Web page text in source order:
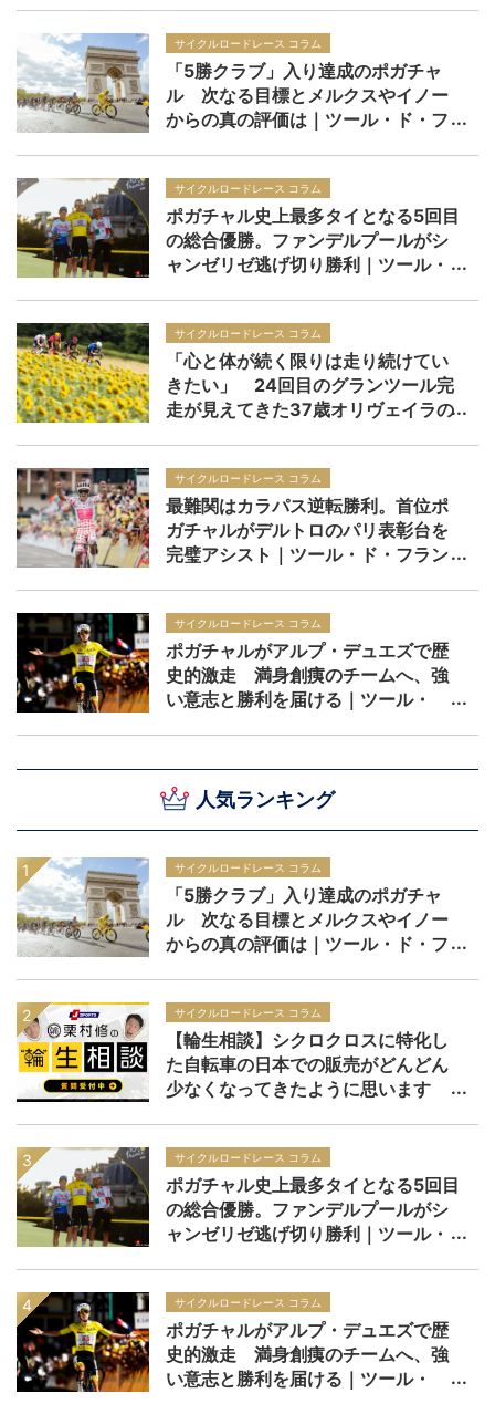
人気ランキング
サイクルロードレース コラム
「5勝クラブ」入り達成のポガチャ
ル 次なる目標とメルクスやイノー
からの真の評価は｜ツール・ド・フ
サイクルロードレース コラム
【輪生相談】シクロクロスに特化し
た自転車の日本での販売がどんどん
少なくなってきたように思います
サイクルロードレース コラム
ポガチャル史上最多タイとなる5回目
の総合優勝。ファンデルプールがシ
ャンゼリゼ逃げ切り勝利｜ツール・
サイクルロードレース コラム
ポガチャルがアルプ・デュエズで歴
史的激走 満身創痍のチームへ、強
い意志と勝利を届ける｜ツール・
サイクルロードレース コラム
「5勝クラブ」入り達成のポガチャ
ル 次なる目標とメルクスやイノー
からの真の評価は｜ツール・ド・フ
サイクルロードレース コラム
ポガチャル史上最多タイとなる5回目
の総合優勝。ファンデルプールがシ
ャンゼリゼ逃げ切り勝利｜ツール・
サイクルロードレース コラム
「心と体が続く限りは走り続けてい
きたい」 24回目のグランツール完
走が見えてきた37歳オリヴェイラの
サイクルロードレース コラム
最難関はカラパス逆転勝利。首位ポ
ガチャルがデルトロのパリ表彰台を
完璧アシスト｜ツール・ド・フラン
サイクルロードレース コラム
ポガチャルがアルプ・デュエズで歴
史的激走 満身創痍のチームへ、強
い意志と勝利を届ける｜ツール・